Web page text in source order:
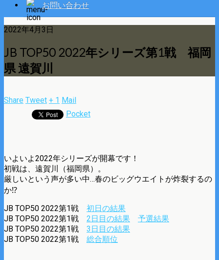
お問い合わせ
2022年4月3日
JB TOP50 2022年シリーズ第1戦 福岡
県 遠賀川
Share Tweet + 1 Mail
Pocket
いよいよ2022年シリーズが開幕です！
初戦は、遠賀川（福岡県）。
厳しいという声が多い中…春のビッグウエイトが炸裂するの
か⁉
JB TOP50 2022第1戦 初日の結果
JB TOP50 2022第1戦 2日目の結果
予選結果
JB TOP50 2022第1戦 3日目の結果
JB TOP50 2022第1戦 総合順位